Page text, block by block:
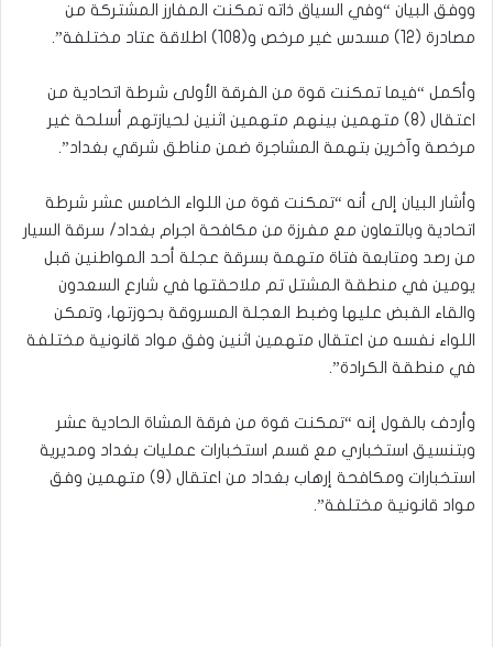
ووفق البيان “وفي السياق ذاته تمكنت المفارز المشتركة من
مصادرة (12) مسدس غير مرخص و(108) اطلاقة عتاد مختلفة”.
وأكمل “فيما تمكنت قوة من الفرقة الأولى شرطة اتحادية من
اعتقال (8) متهمين بينهم متهمين اثنين لحيازتهم أسلحة غير
مرخصة وآخرين بتهمة المشاجرة ضمن مناطق شرقي بغداد”.
وأشار البيان إلى أنه “تمكنت قوة من اللواء الخامس عشر شرطة
اتحادية وبالتعاون مع مفرزة من مكافحة اجرام بغداد/ سرقة السيار
من رصد ومتابعة فتاة متهمة بسرقة عجلة أحد المواطنين قبل
يومين في منطقة المشتل تم ملاحقتها في شارع السعدون
والقاء القبض عليها وضبط العجلة المسروقة بحوزتها، وتمكن
اللواء نفسه من اعتقال متهمين اثنين وفق مواد قانونية مختلفة
في منطقة الكرادة”.
وأردف بالقول إنه “تمكنت قوة من فرقة المشاة الحادية عشر
وبتنسيق استخباري مع قسم استخبارات عمليات بغداد ومديرية
استخبارات ومكافحة إرهاب بغداد من اعتقال (9) متهمين وفق
مواد قانونية مختلفة”.